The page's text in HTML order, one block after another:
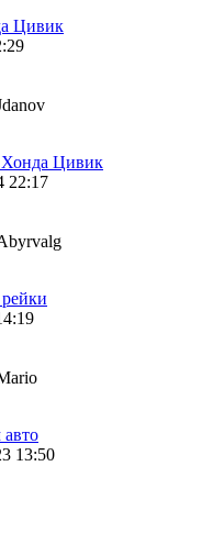
Цивик
Хонда Цивик
22:17
13:50